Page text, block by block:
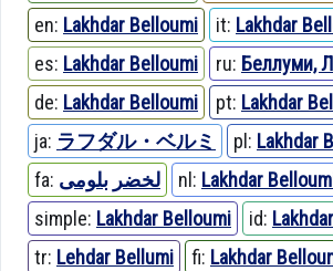
en: Lakhdar Belloumi it: Lakhdar
es: Lakhdar Belloumi ru: Беллуми,
de: Lakhdar Belloumi pt: Lakhdar
ja: ラフダル・ベルミ pl: Lakhdar
fa: لخضر بلومی nl: Lakhdar
simple: Lakhdar Belloumi id:
tr: Lehdar Bellumi fi: Lakhdar